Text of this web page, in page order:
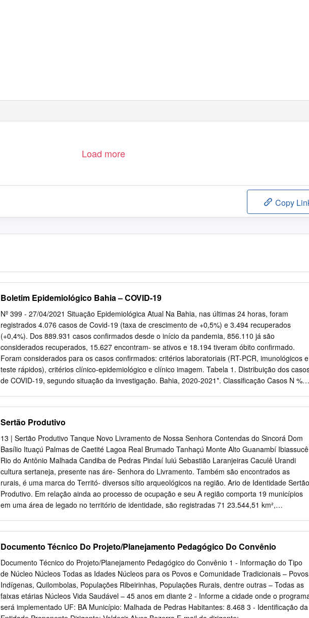
Load more
Copy
Boletim Epidemiológico Bahia – COVID-19
Nº 399 - 27/04/2021 Situação Epidemiológica Atual Na Bahia, nas últimas 24 horas, foram
registrados 4.076 casos de Covid-19 (taxa de crescimento de +0,5%) e 3.494 recuperados
(+0,4%). Dos 889.931 casos confirmados desde o início da pandemia, 856.110 já são
considerados recuperados, 15.627 encontram- se ativos e 18.194 tiveram óbito confirmado.
Foram considerados para os casos confirmados: critérios laboratoriais (RT-PCR, imunológicos e
teste rápidos), critérios clínico-epidemiológico e clínico imagem. Tabela 1. Distribuição dos
de COVID-19, segundo situação da investigação. Bahia, 2020-2021*. Classificação Casos N %
dos municípios* 2091 0,09 Total 889931 39,11 Descartados 1191910 52,38 Em investigação
193784 8,52 Total 2275625 100 *Casos confirmados de covid-19 cuja condição clinica
permanece sendo acompanhada ou aguardando autorização pelos municipios. Fonte: e-SUS-
Ve/ Divep e GAL/Lacen, dados obtidos em 27/04/2021. Figura 1. Distribuição do acumulado de
casos confirmados por Covid-19 por semana epidemiológica Bahia, 2020-2021.** Na Figura 1,
observa-se que da 14ª Semana Epidemiológica (SE) de 2020 a 16º SE de 2021 houve um
aumento do número de casos confirmados de COVID-19 na Bahia, com incremento de
262.043,75% de casos nesse período. Página 2/19 Até 27/04/2021 no Estado da Bahia, o
Sertão Produtivo
13 | Sertão Produtivo Tanque Novo Livramento de Nossa Senhora Contendas do Sincorá Dom
Basílio Ituaçú Palmas de Caetité Lagoa Real Brumado Tanhaçú Monte Alto Guanambí Ibiassucê
Rio do Antônio Malhada Candiba de Pedras Pindaí Iuiú Sebastião Laranjeiras Caculê Urandi
cultura sertaneja, presente nas áre- Senhora do Livramento. Também são encontrados as
rurais, é uma marca do Territó- diversos sítio arqueológicos na região. Ario de Identidade Sertão
Produtivo. Em relação ainda ao processo de ocupação e seu A região comporta 19 municípios
em uma área de legado no território de identidade, são registradas 71 23.544,51 km²,
Rede de lho Chico, Bacia do Paramirim, Chapada Diamantina e Pontos de Cultura, duas delas
estão em execução das Médio Rio de Contas. Segundo dados do Censo Demo- atividades com
financiamento do Programa Cultura gráfico de 2010 (IBGE), a população da região totaliza Viva:
o Centro Comunitário da Cultura Quilombola, em 446.485 habitantes, o que corresponde a
3,18% da po- Nossa Senhora do Livramento, e o Ponto de Cultura pulação estadual, com
densidade demográfica de 17,88 Ginga Zumbi - Capoeira tem Valor, em Brumado. hab/km². Em
relação ao estrato de moradia, do total de Entre 2016 e 2017 o território de identida-de
Documento Técnico Do Projeto/Planejamento Pedagógico Do Convênio
Documento Técnico do Projeto/Planejamento Pedagógico do Convênio 1 - Informação do Tipo
de Núcleo Núcleos Todas as Idades Núcleos para os Povos e Comunidade Tradicionais – Povos
Indígenas, Quilombolas, Populações Ribeirinhas, Populações Rurais, dentre outras – Todas as
faixas etárias Núcleos Vida Saudável – 45 anos em diante 2 - Informe a cidade onde o
será implementado UF: BA Município: Malhada de Pedras Habitantes: 8.468 3 - Identificação da